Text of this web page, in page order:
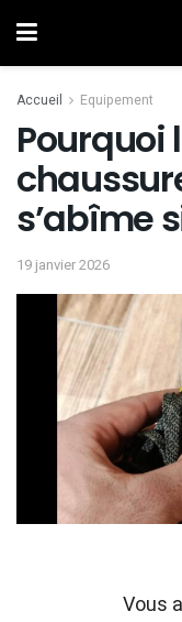
Accueil Equipement
Pourquoi
s’abîme
19 janvier 2026
Vous